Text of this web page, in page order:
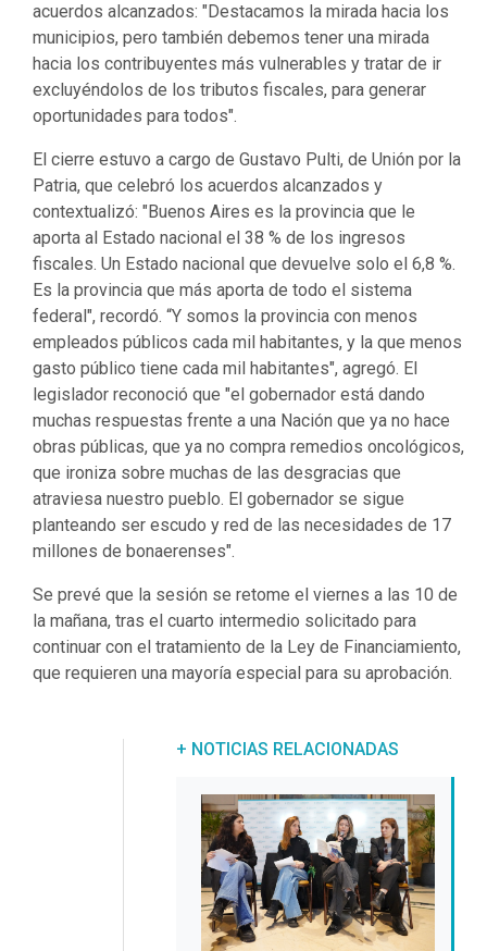
acuerdos alcanzados: "Destacamos la mirada hacia los
municipios, pero también debemos tener una mirada
hacia los contribuyentes más vulnerables y tratar de ir
excluyéndolos de los tributos fiscales, para generar
oportunidades para todos".
El cierre estuvo a cargo de Gustavo Pulti, de Unión por la
Patria, que celebró los acuerdos alcanzados y
contextualizó: "Buenos Aires es la provincia que le
aporta al Estado nacional el 38 % de los ingresos
fiscales. Un Estado nacional que devuelve solo el 6,8 %.
Es la provincia que más aporta de todo el sistema
federal", recordó. “Y somos la provincia con menos
empleados públicos cada mil habitantes, y la que menos
gasto público tiene cada mil habitantes", agregó. El
legislador reconoció que "el gobernador está dando
muchas respuestas frente a una Nación que ya no hace
obras públicas, que ya no compra remedios oncológicos,
que ironiza sobre muchas de las desgracias que
atraviesa nuestro pueblo. El gobernador se sigue
planteando ser escudo y red de las necesidades de 17
millones de bonaerenses".
Se prevé que la sesión se retome el viernes a las 10 de
la mañana, tras el cuarto intermedio solicitado para
continuar con el tratamiento de la Ley de Financiamiento,
que requieren una mayoría especial para su aprobación.
+ NOTICIAS RELACIONADAS